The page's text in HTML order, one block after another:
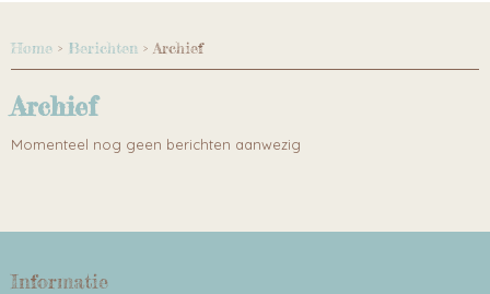
Home > Berichten > Archief
Archief
Momenteel nog geen berichten aanwezig
Informatie